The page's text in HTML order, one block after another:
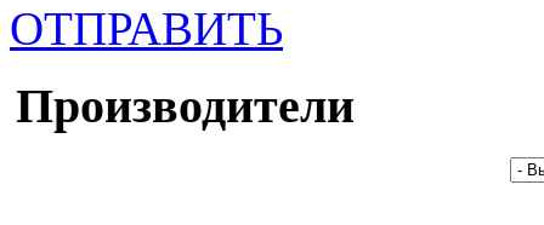
ОТПРАВИТЬ
Производители